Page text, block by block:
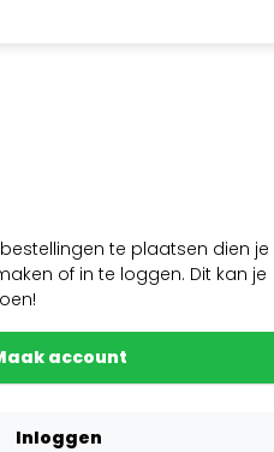
te plaatsen dien je
of in te loggen. Dit kan je
account
Inloggen